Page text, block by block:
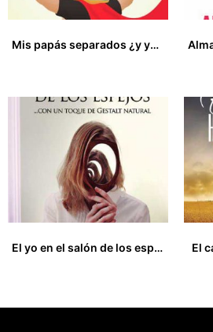
Mis papás separados ¿y yo? Manual para los buenos padres divorciados
El yo en el salón de los espejos, con un toque de Gestalt natural
El